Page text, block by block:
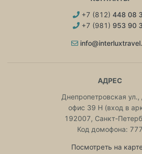
+7 (812) 448 08
+7 (981) 953 90
АДРЕС
Днепропетровская ул.,
офис 39 Н (вход в
192007, Санкт-
Код домофона: 777
Посмотреть на